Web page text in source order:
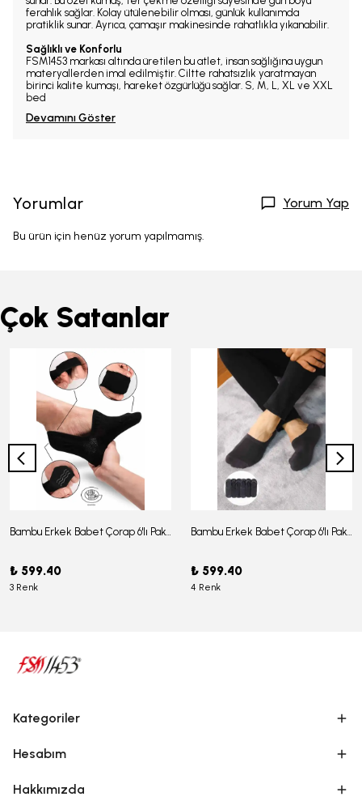
ferahlık sağlar. Kolay ütülenebilir olması, günlük kullanımda
pratiklik sunar. Ayrıca, çamaşır makinesinde rahatlıkla yıkanabilir.
Sağlıklı ve Konforlu
FSM1453 markası altında üretilen bu atlet, insan sağlığına uygun
materyallerden imal edilmiştir. Ciltte rahatsızlık yaratmayan
birinci kalite kumaşı, hareket özgürlüğü sağlar. S, M, L, XL ve XXL
bed
Devamını Göster
Yorumlar Yorum Yap
Bu ürün için henüz yorum yapılmamış.
Çok Satanlar
Bambu Erkek Babet Çorap 6'lı Paket - J-03
₺ 599.40
3 Renk
Bambu Erkek Babet Çorap 6'lı Paket -J-08
₺ 599.40
4 Renk
Kategoriler
Hesabım
Hakkımızda